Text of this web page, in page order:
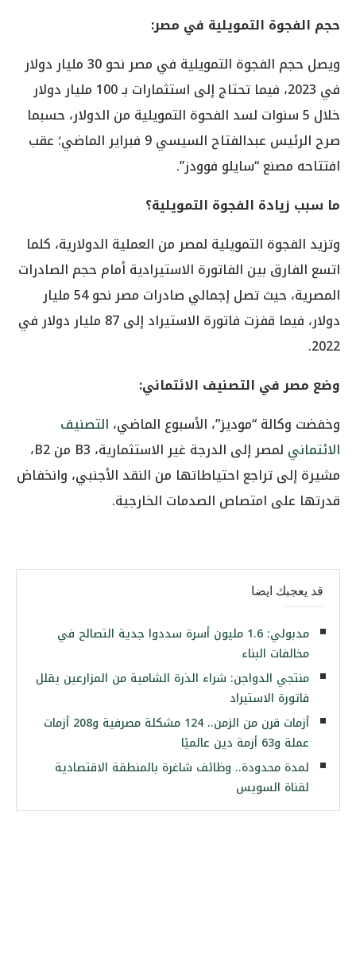
حجم الفجوة التمويلية في مصر:
ويصل حجم الفجوة التمويلية في مصر نحو 30 مليار دولار
في 2023، فيما تحتاج إلى استثمارات بـ 100 مليار دولار
خلال 5 سنوات لسد الفحوة التمويلية من الدولار، حسبما
صرح الرئيس عبدالفتاح السيسي 9 فبراير الماضي؛ عقب
افتتاحه مصنع “سايلو فوودز”.
ما سبب زيادة الفجوة التمويلية؟
وتزيد الفجوة التمويلية لمصر من العملية الدولارية، كلما
اتسع الفارق بين الفاتورة الاستيرادية أمام حجم الصادرات
المصرية، حيث تصل إجمالي صادرات مصر نحو 54 مليار
دولار، فيما قفزت فاتورة الاستيراد إلى 87 مليار دولار في
2022.
وضع مصر في التصنيف الائتماني:
وخفضت وكالة “موديز”، الأسبوع الماضي، التصنيف
الائتماني
لمصر إلى الدرجة غير الاستثمارية، B3 من B2،
مشيرة إلى تراجع احتياطاتها من النقد الأجنبي، وانخفاض
قدرتها على امتصاص الصدمات الخارجية.
قد يعجبك ايضا
مدبولي: 1.6 مليون أسرة سددوا جدية التصالح في
مخالفات البناء
منتجي الدواجن: شراء الذرة الشامية من المزارعين يقلل
فاتورة الاستيراد
أزمات قرن من الزمن.. 124 مشكلة مصرفية و208 أزمات
عملة و63 أزمة دين عالميًا
لمدة محدودة.. وظائف شاغرة بالمنطقة الاقتصادية
لقناة السويس